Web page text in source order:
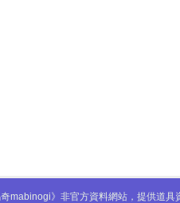
mabinogi》非官方資料網站，提供道